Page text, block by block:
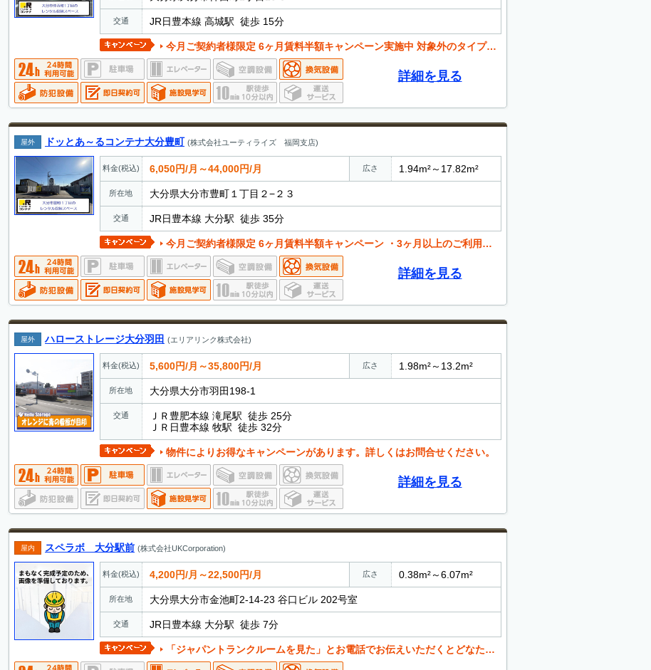
交通 JR日豊本線 高城駅 徒歩 15分
今月ご契約者様限定 6ヶ月賃料半額キャンペーン実施中 対象外のタイプが御座います。詳しくはお問合せ下さい
詳細を見る
屋外 ドッとあ～るコンテナ大分豊町 (株式会社ユーティライズ 福岡支店)
料金(税込) 6,050円/月～44,000円/月 広さ 1.94m²～17.82m²
所在地 大分県大分市豊町１丁目２−２３
交通 JR日豊本線 大分駅 徒歩 35分
今月ご契約者様限定 6ヶ月賃料半額キャンペーン ・3ヶ月以上のご利用が条件となります
詳細を見る
屋外 ハローストレージ大分羽田 (エリアリンク株式会社)
料金(税込) 5,600円/月～35,800円/月 広さ 1.98m²～13.2m²
所在地 大分県大分市羽田198-1
交通
ＪＲ豊肥本線 滝尾駅 徒歩 25分
ＪＲ日豊本線 牧駅 徒歩 32分
物件によりお得なキャンペーンがあります。詳しくはお問合せください。
詳細を見る
屋内 スペラボ 大分駅前 (株式会社UKCorporation)
料金(税込) 4,200円/月～22,500円/月 広さ 0.38m²～6.07m²
所在地 大分県大分市金池町2-14-23 谷口ビル 202号室
交通 JR日豊本線 大分駅 徒歩 7分
「ジャパントランクルームを見た」とお電話でお伝えいただくとどなたでも値引き可能。 お気軽にご相談ください。